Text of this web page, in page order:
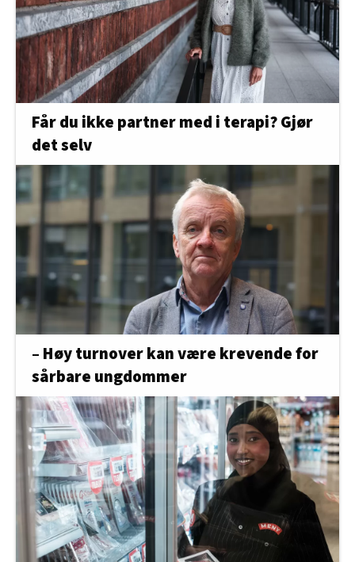
Får du ikke partner med i terapi? Gjør
det selv
– Høy turnover kan være krevende for
sårbare ungdommer